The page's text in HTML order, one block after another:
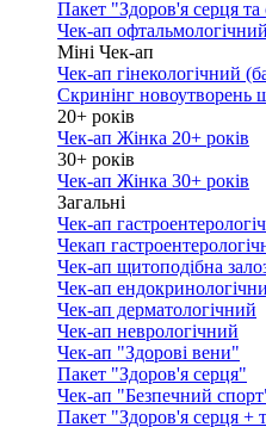
Пакет "Здоров'я серця та
Чек-ап офтальмологічний
Міні Чек-ап
Чек-ап гінекологічний
Скринінг новоутворень
20+ років
Чек-ап Жінка 20+ років
30+ років
Чек-ап Жінка 30+ років
Загальні
Чек-ап
Чекап
Чек-ап щитоподібна
Чек-ап
Чек-ап дерматологічний
Чек-ап неврологічний
Чек-ап "Здорові вени"
Пакет "Здоров'я серця"
Чек-ап "Безпечний
Пакет "Здоров'я серця +